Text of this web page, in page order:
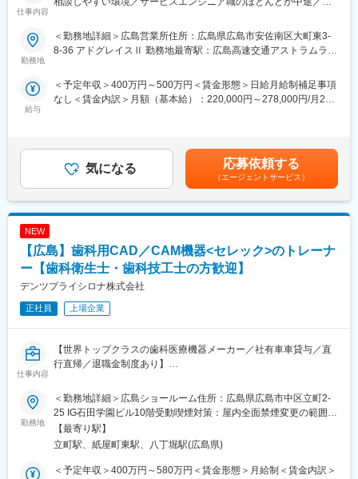
■業務の魅力
できます。スタッフ同士で協力し合いながら無理なく働ける環境
です。
転勤なし・マイカー通勤可・U・Iターン支援あり（会社規定によ
る）。
■キャリアパス：
リーダーやサービス提供責任者、管理職など、キャリアアップも
目指せます。
ービスや、サービス付高齢者住宅経営などを手掛けています。そ
のほか、介護タクシー事業や人材養成事業も行っており、介護・
支援を中心とした多角化経営を行っています。
仕事内容
■業務内容
利用者様や現場スタッフと直接関わり、安全で快適な入浴環境を
提供する重要な役割です。場合によっては、同社製品以外のメン
■管轄エリア：広島・岡山・山口・島根・鳥取
※出張は基本入社1年後以降となりますが、入社1年目の間も先輩
社員との同行出張となる場合もございます。
【研修・教育】
安心してご入社いただけます。
・工場研修（計3回／2ヶ月ごと）
・現場OJT担当やサポートグループスタッフ、他営業所のスタッ
フとの同行
・各種マニュアルを活用し、自主的に学習も可能
独り立ち後に社用車貸与。駐車場費用も会社負担です。
■業務の魅力
・電気工事士2種の資格取得支援あり。手に職をつけたい方に最適
す。
・現場では利用者様から直接感謝の言葉をいただくことも多く、
社会貢献性とやりがいを実感できます。
全国で約40名のサービスエンジニアが在籍。各営業所は1～4名の
勤務地
＜勤務地詳細＞広島営業所住所：広島県広島市安佐南区大町東3-
8-36 アドグレイスⅡ 勤務地最寄駅：広島高速交通アストラムライ
給与
＜予定年収＞400万円～500万円＜賃金形態＞日給月給制補足事項
なし＜賃金内訳＞月額（基本給）：220,000円～278,000円/月20
有＜残業手当＞有＜給与補足＞※上記年収は固定残業代を含みま
す。※ご経験・スキルに応じ規定により決定いたします。■昇給：
年1回■賞与：年2回賃金はあくまでも目安の金額であり、選考を
通じて上下する可能性があります。月給(月額)は固定手当を含めた
表記です。
気になる 応募依頼する
（エージェントサービス）
NEW
【広島】歯科用CAD／CAM機器<セレック>のトレーナ
ー【歯科衛生士・歯科技工士の方歓迎】
デンツプライシロナ株式会社
正社員 上場企業
仕事内容
【世界トップクラスの歯科医療機器メーカー／社有車車貸与／直
行直帰／退職金制度あり】
■職務内容：主に中四国のお客様に対し、歯科用CAD／CAM機器
製品CERECの活用方法に関するアドバイスや使用方法のトレーニ
ングなどを通して、お客様をサポートするポジションです。
■業務詳細：
・顧客を対象とした当社製品であるCEREC購入前および導入後の
勤務地
＜勤務地詳細＞広島ショールーム住所：広島県広島市中区立町2-
25 IG石田学園ビル10階受動喫煙対策：屋内全面禁煙変更の範囲：
会社の定める事業所
【最寄り駅】
立町駅、紙屋町東駅、八丁堀駅(広島県)
＜予定年収＞400万円～580万円＜賃金形態＞月給制＜賃金内訳＞